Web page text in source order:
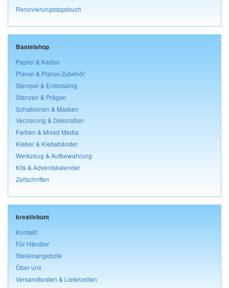
Renovierungstagebuch
Bastelshop
Papier & Karton
Planer & Planer-Zubehör
Stempel & Embossing
Stanzen & Prägen
Schablonen & Masken
Verzierung & Dekoration
Farben & Mixed Media
Kleber & Klebebänder
Werkzeug & Aufbewahrung
Kits & Adventskalender
Zeitschriften
kreativbunt
Kontakt
Für Händler
Stellenangebote
Über uns
Versandkosten & Lieferzeiten